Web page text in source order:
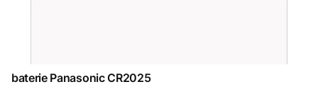
baterie Panasonic CR2025